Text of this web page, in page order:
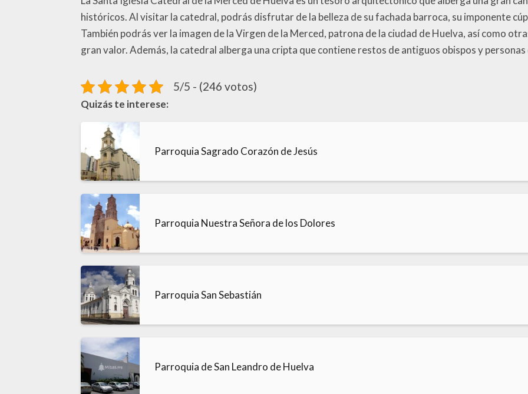
históricos. Al visitar la catedral, podrás disfrutar de la belleza de su fachada barroca, su imponente
También podrás ver la imagen de la Virgen de la Merced, patrona de la ciudad de Huelva, así como
gran valor. Además, la catedral alberga una cripta que contiene restos de antiguos obispos y
5/5 - (246 votos)
Quizás te interese:
Parroquia Sagrado Corazón de Jesús
Parroquia Nuestra Señora de los Dolores
Parroquia San Sebastián
Parroquia de San Leandro de Huelva